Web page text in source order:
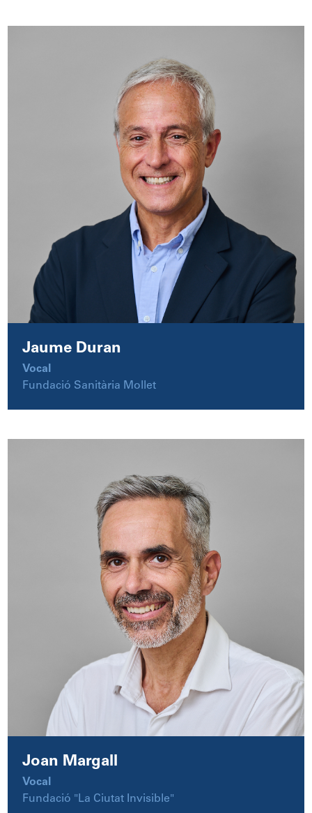
Jaume Duran
Vocal
Fundació Sanitària Mollet
Joan Margall
Vocal
Fundació "La Ciutat Invisible"